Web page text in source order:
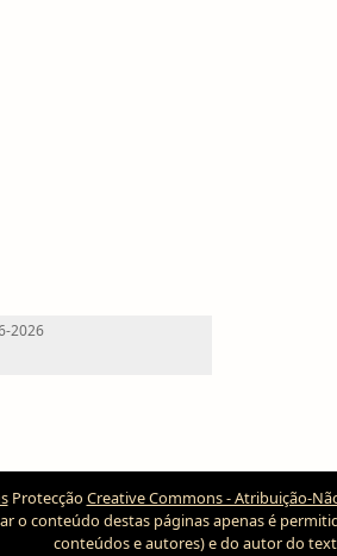
2026
Protecção Creative Commons - Atribuição-
o conteúdo destas páginas apenas é
conteúdos e autores) e do autor do